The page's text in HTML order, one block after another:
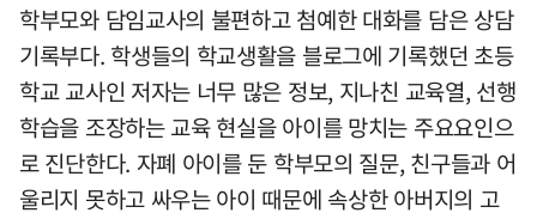
학부모와 담임교사의 불편하고 첨예한 대화를 담은 상담
기록부다. 학생들의 학교생활을 블로그에 기록했던 초등
학교 교사인 저자는 너무 많은 정보, 지나친 교육열, 선행
학습을 조장하는 교육 현실을 아이를 망치는 주요요인으
로 진단한다. 자폐 아이를 둔 학부모의 질문, 친구들과 어
울리지 못하고 싸우는 아이 때문에 속상한 아버지의 고